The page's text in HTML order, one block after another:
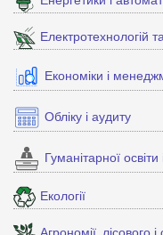
Електротехнологій
Економіки і
Обліку і аудиту
Гуманітарної
Екології